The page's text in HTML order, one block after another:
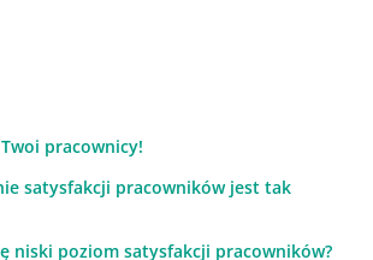
pracownicy!
satysfakcji pracowników jest tak
niski poziom satysfakcji pracowników?